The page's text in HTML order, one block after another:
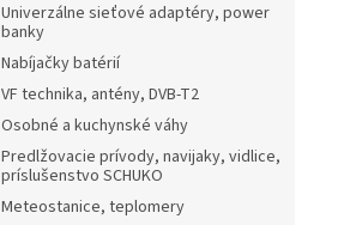
Univerzálne sieťové adaptéry, power
banky
Nabíjačky batérií
VF technika, antény, DVB-T2
Osobné a kuchynské váhy
Predlžovacie prívody, navijaky, vidlice,
príslušenstvo SCHUKO
Meteostanice, teplomery